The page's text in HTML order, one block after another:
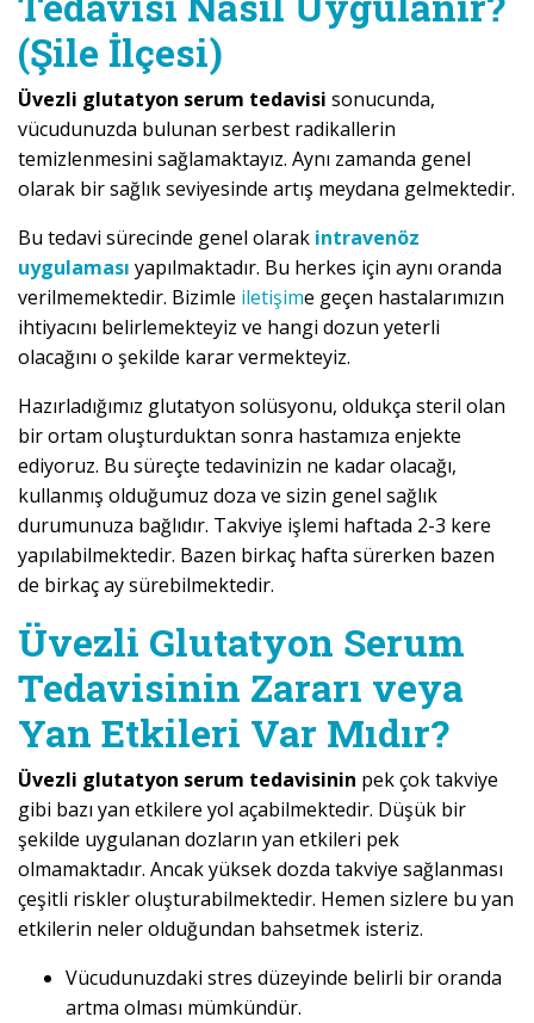
(Şile İlçesi)
Üvezli glutatyon serum tedavisi sonucunda,
vücudunuzda bulunan serbest radikallerin
temizlenmesini sağlamaktayız. Aynı zamanda genel
olarak bir sağlık seviyesinde artış meydana gelmektedir.
Bu tedavi sürecinde genel olarak intravenöz
uygulaması yapılmaktadır. Bu herkes için aynı oranda
verilmemektedir. Bizimle iletişime geçen hastalarımızın
ihtiyacını belirlemekteyiz ve hangi dozun yeterli
olacağını o şekilde karar vermekteyiz.
Hazırladığımız glutatyon solüsyonu, oldukça steril olan
bir ortam oluşturduktan sonra hastamıza enjekte
ediyoruz. Bu süreçte tedavinizin ne kadar olacağı,
kullanmış olduğumuz doza ve sizin genel sağlık
durumunuza bağlıdır. Takviye işlemi haftada 2-3 kere
yapılabilmektedir. Bazen birkaç hafta sürerken bazen
de birkaç ay sürebilmektedir.
Üvezli Glutatyon Serum
Tedavisinin Zararı veya
Yan Etkileri Var Mıdır?
Üvezli glutatyon serum tedavisinin pek çok takviye
gibi bazı yan etkilere yol açabilmektedir. Düşük bir
şekilde uygulanan dozların yan etkileri pek
olmamaktadır. Ancak yüksek dozda takviye sağlanması
çeşitli riskler oluşturabilmektedir. Hemen sizlere bu yan
etkilerin neler olduğundan bahsetmek isteriz.
Vücudunuzdaki stres düzeyinde belirli bir oranda
artma olması mümkündür.